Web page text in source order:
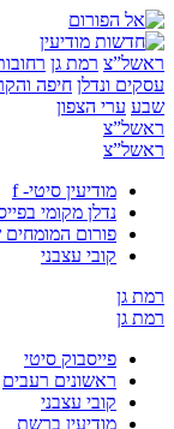
רמת גן רחובות
ונדלן חיפה והקריות
ערי הצפון
מודיעין סיטי- f
נדלן מקומי בפייסבוק
פורום המומחים של Mcity
קובי עצבני
פייסבוק סיטי
ראשונים רעבים
קובי עצבני
מודיעין ברשת